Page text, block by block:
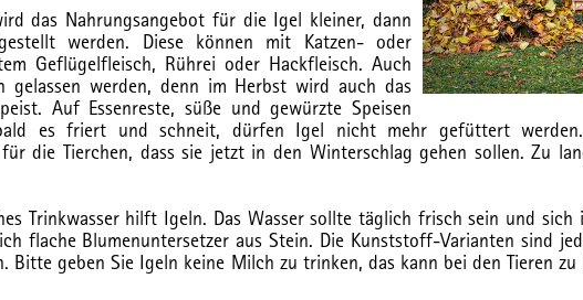
das Nahrungsangebot für die Igel kleiner, dann
werden. Diese können mit Katzen- oder
Geflügelfleisch, Rührei oder Hackfleisch. Auch
gelassen werden, denn im Herbst wird auch das
Auf Essenreste, süße und gewürzte Speisen
es friert und schneit, dürfen Igel nicht mehr gefüttert
die Tierchen, dass sie jetzt in den Winterschlag gehen sollen. Zu
Trinkwasser hilft Igeln. Das Wasser sollte täglich frisch sein und sich
flache Blumenuntersetzer aus Stein. Die Kunststoff-Varianten sind
Bitte geben Sie Igeln keine Milch zu trinken, das kann bei den Tieren